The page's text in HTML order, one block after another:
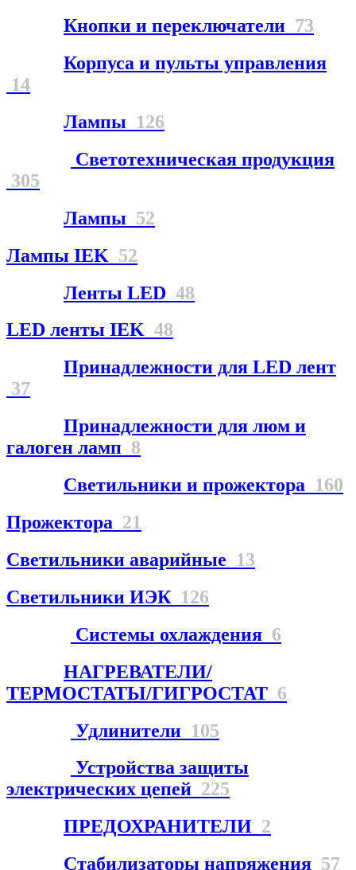
Кнопки и переключатели 73
Корпуса и пульты управления
14
Лампы 126
Светотехническая продукция
305
Лампы 52
Лампы IEK 52
Ленты LED 48
LED ленты IEK 48
Принадлежности для LED лент
37
Принадлежности для люм и
галоген ламп 8
Светильники и прожектора 160
Прожектора 21
Светильники аварийные 13
Светильники ИЭК 126
Системы охлаждения 6
НАГРЕВАТЕЛИ/
ТЕРМОСТАТЫ/ГИГРОСТАТ 6
Удлинители 105
Устройства защиты
электрических цепей 225
ПРЕДОХРАНИТЕЛИ 2
Стабилизаторы напряжения 57